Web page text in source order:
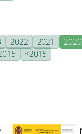
2022 2021 2020
<2015